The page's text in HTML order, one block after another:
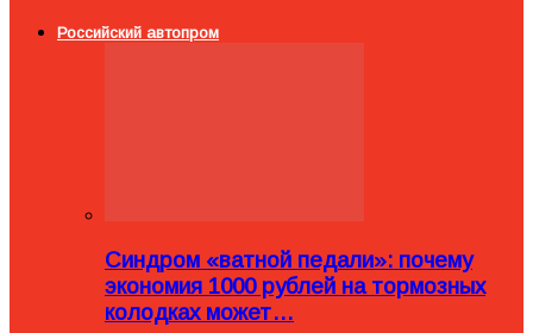
Российский автопром
Синдром «ватной педали»: почему
экономия 1000 рублей на тормозных
колодках может…